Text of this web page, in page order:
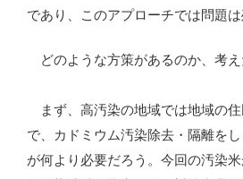
であり、このアプローチでは問題は
どのような方策があるのか、考え
まず、高汚染の地域では地域の
で、カドミウム汚染除去・隔離を
が何より必要だろう。今回の汚染